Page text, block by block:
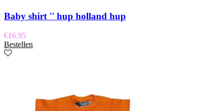
Baby shirt '' hup holland hup
€16,95
Bestellen